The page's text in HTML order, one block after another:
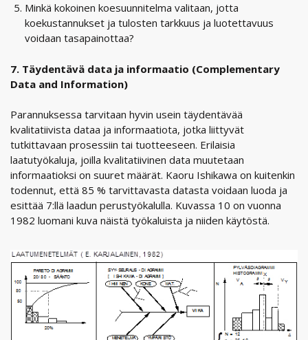
Minkä kokoinen koesuunnitelma valitaan, jotta
koekustannukset ja tulosten tarkkuus ja luotettavuus
voidaan tasapainottaa?
7. Täydentävä data ja informaatio (Complementary
Data and Information)
Parannuksessa tarvitaan hyvin usein täydentävää
kvalitatiivista dataa ja informaatiota, jotka liittyvät
tutkittavaan prosessiin tai tuotteeseen. Erilaisia
laatutyökaluja, joilla kvalitatiivinen data muutetaan
informaatioksi on suuret määrät. Kaoru Ishikawa on kuitenkin
todennut, että 85 % tarvittavasta datasta voidaan luoda ja
esittää 7:llä laadun perustyökalulla. Kuvassa 10 on vuonna
1982 luomani kuva näistä työkaluista ja niiden käytöstä.